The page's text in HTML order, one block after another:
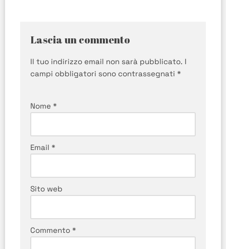
Lascia un commento
Il tuo indirizzo email non sarà pubblicato. I
campi obbligatori sono contrassegnati *
Nome *
Email *
Sito web
Commento *